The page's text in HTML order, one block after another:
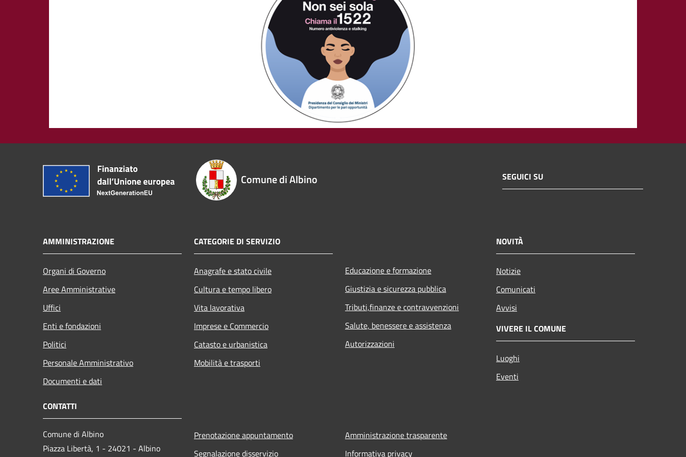
Comune di Albino SEGUICI SU
AMMINISTRAZIONE
Organi di Governo
Aree Amministrative
Uffici
Enti e fondazioni
Politici
Personale Amministrativo
Documenti e dati
CATEGORIE DI SERVIZIO
Anagrafe e stato civile
Cultura e tempo libero
Vita lavorativa
Imprese e Commercio
Catasto e urbanistica
Mobilità e trasporti
Educazione e formazione
Giustizia e sicurezza pubblica
Tributi,finanze e contravvenzioni
Salute, benessere e assistenza
Autorizzazioni
NOVITÀ
Notizie
Comunicati
Avvisi
VIVERE IL COMUNE
Luoghi
Eventi
CONTATTI
Comune di Albino
Piazza Libertà, 1 - 24021 - Albino
Prenotazione appuntamento
Segnalazione disservizio
Amministrazione trasparente
Informativa privacy